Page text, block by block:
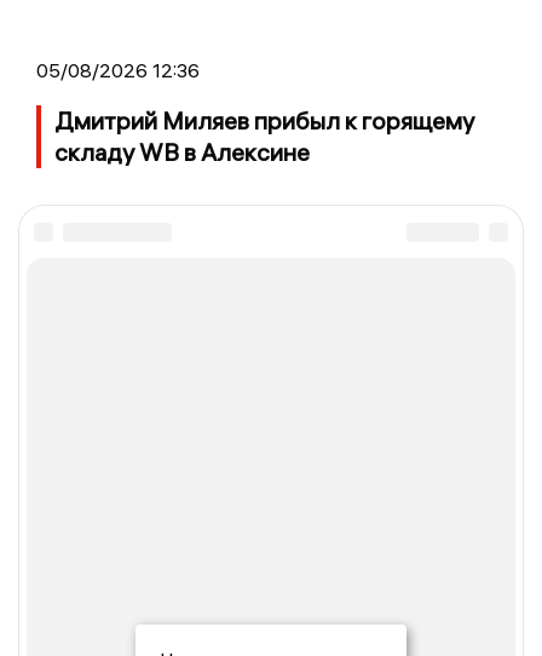
05/08/2026 12:36
Дмитрий Миляев прибыл к горящему
складу WB в Алексине